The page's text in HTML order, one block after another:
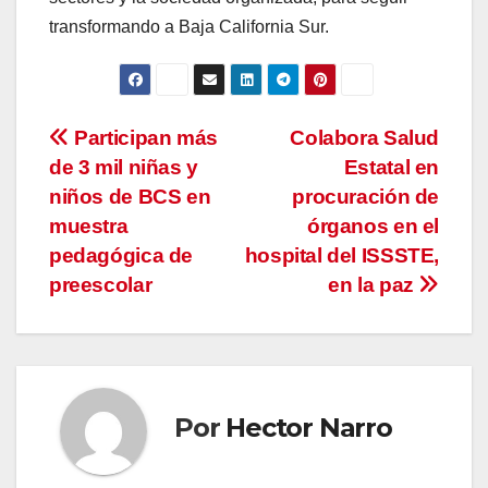
transformando a Baja California Sur.
Navegación
de
entradas
Colabora Salud
Estatal en
procuración de
órganos en el
hospital del ISSSTE,
en la paz
Participan más
de 3 mil niñas y
niños de BCS en
muestra
pedagógica de
preescolar
Por Hector Narro